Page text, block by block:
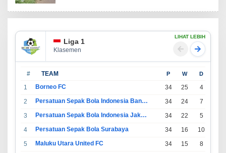
Liga 1
Klasemen
LIHAT LEBIH
# TEAM P W D
1 Borneo FC 34 25 4
2
Persatuan Sepak Bola Indonesia Bandung 34 24 7
3
Persatuan Sepak Bola Indonesia Jakarta 34 22 5
4
Persatuan Sepak Bola Surabaya 34 16 10
5
Maluku Utara United FC 34 15 8